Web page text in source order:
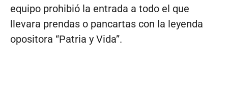
equipo prohibió la entrada a todo el que
llevara prendas o pancartas con la leyenda
opositora “Patria y Vida”.